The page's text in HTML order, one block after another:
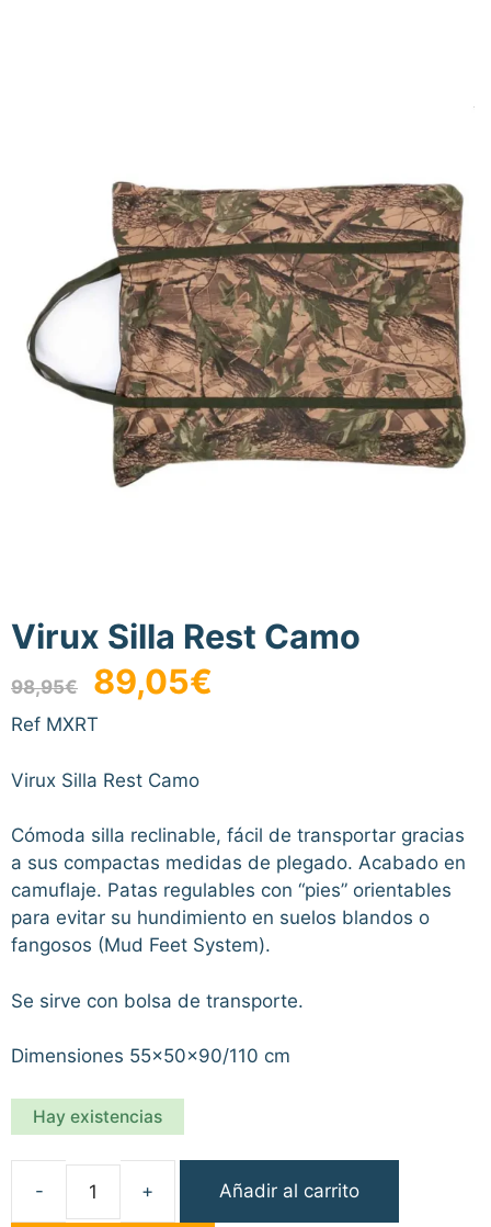
Virux Silla Rest Camo
98,95€
El
precio
original
98,95€.
89,05€
Ref MXRT
Virux Silla Rest Camo
Cómoda silla reclinable, fácil de transportar gracias
a sus compactas medidas de plegado. Acabado en
camuflaje. Patas regulables con “pies” orientables
para evitar su hundimiento en suelos blandos o
fangosos (Mud Feet System).
Se sirve con bolsa de transporte.
Dimensiones 55x50x90/110 cm
Hay existencias
Añadir al carrito